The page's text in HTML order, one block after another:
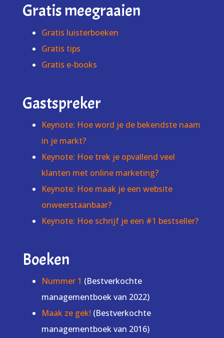
Gratis meegraaien
Gratis luisterboeken
Gratis tips
Gratis e-books
Gastspreker
Keynote: Hoe word je de bekendste naam
in je markt?
Keynote: Hoe trek je opvallend veel
klanten met online marketing?
Keynote: Hoe maak je een website
onweerstaanbaar?
Keynote: Hoe schrijf je een #1 bestseller?
Boeken
Nummer 1 (Bestverkochte
managementboek van 2022)
Maak ze gek! (Bestverkochte
managementboek van 2016)